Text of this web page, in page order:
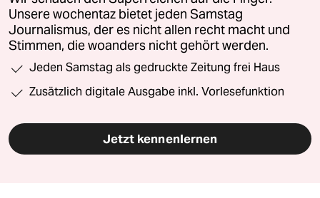
Unsere wochentaz bietet jeden Samstag
Journalismus, der es nicht allen recht macht und
Stimmen, die woanders nicht gehört werden.
Jeden Samstag als gedruckte Zeitung frei Haus
Zusätzlich digitale Ausgabe inkl. Vorlesefunktion
Jetzt kennenlernen